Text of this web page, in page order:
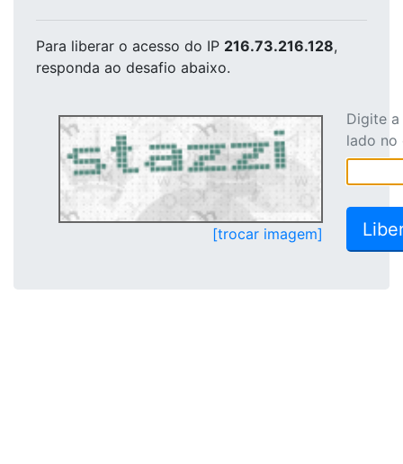
Para liberar o acesso do IP 216.73.216.128,
responda ao desafio abaixo.
[trocar imagem]
Digite
lado no